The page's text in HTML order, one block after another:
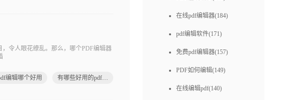
令人眼花缭乱。那么，哪个PDF编辑器
编辑哪个好用 有哪些好用的pdf编辑器
在线pdf编辑器(184)
pdf编辑软件(171)
免费pdf编辑器(157)
PDF如何编辑(149)
在线编辑pdf(140)